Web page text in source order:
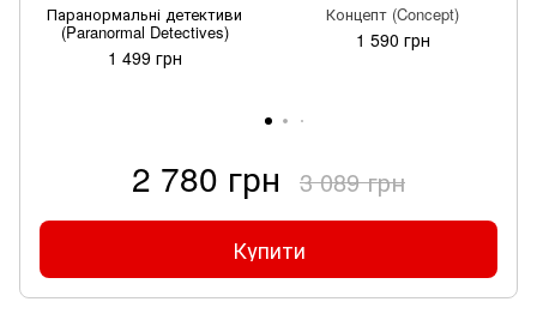
Паранормальні детективи
(Paranormal Detectives)
1 499 грн
Концепт (Concept)
1 590 грн
2 780 грн 3 089 грн
Купити